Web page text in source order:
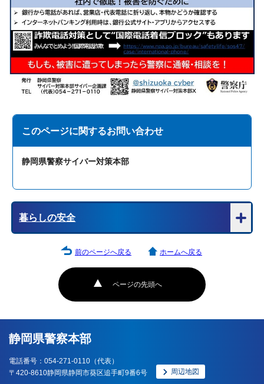
このページに関するお問い合わせ
静岡県警察サイバー対策本部
暮らしの安全
ページの先頭へ
前のページへ戻る ホームへ戻る
静岡県警察本部
電話番号：054-271-0110（代表）
〒420-8610静岡県静岡市葵区追手町9番6号
周辺地図